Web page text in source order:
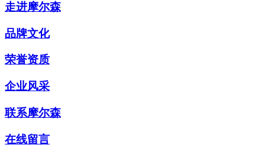
走进摩尔森
品牌文化
荣誉资质
企业风采
联系摩尔森
在线留言